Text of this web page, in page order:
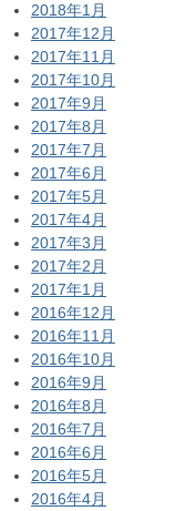
2018年1月
2017年12月
2017年11月
2017年10月
2017年9月
2017年8月
2017年7月
2017年6月
2017年5月
2017年4月
2017年3月
2017年2月
2017年1月
2016年12月
2016年11月
2016年10月
2016年9月
2016年8月
2016年7月
2016年6月
2016年5月
2016年4月